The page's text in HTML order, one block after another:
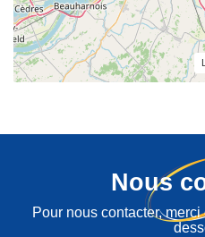
Nous
Pour nous contacter,